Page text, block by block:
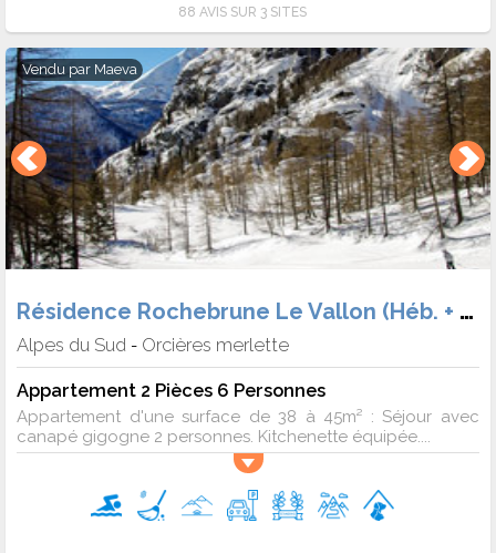
88 AVIS SUR 3 SITES
Vendu par Maeva
Résidence Rochebrune Le Vallon (Héb. + Forf.)
Alpes du Sud - Orcières merlette
Appartement 2 Pièces 6 Personnes
Appartement d'une surface de 38 à 45m² : Séjour avec
canapé gigogne 2 personnes. Kitchenette équipée....